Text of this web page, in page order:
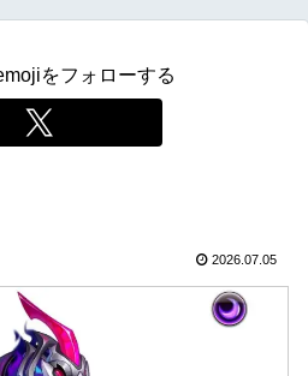
をフォローする
2026.07.05